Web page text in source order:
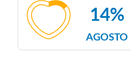
AGOSTO
14%